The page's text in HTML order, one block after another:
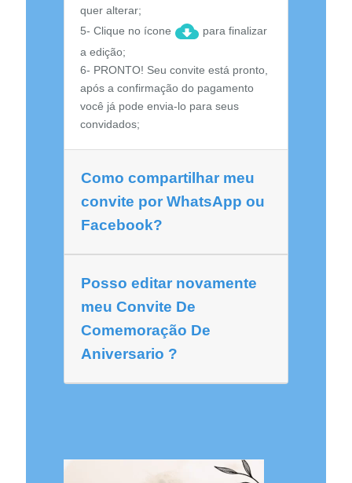
quer alterar;
5- Clique no ícone
para finalizar
a edição;
6- PRONTO! Seu convite está pronto,
após a confirmação do pagamento
você já pode envia-lo para seus
convidados;
Como compartilhar meu
convite por WhatsApp ou
Facebook?
Posso editar novamente
meu Convite De
Comemoração De
Aniversario ?